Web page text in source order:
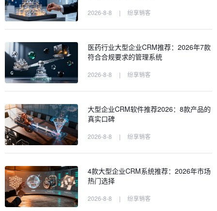
2026-8-8 | 纷享销客
医药行业大型企业CRM推荐：2026年7款
符合合规要求的管理系统
2026-8-8 | 纷享销客
大型企业CRM软件推荐2026：8款产品的
真实口碑
2026-8-8 | 纷享销客
4款大型企业CRM系统推荐：2026年市场
热门选择
2026-8-8 | 纷享销客